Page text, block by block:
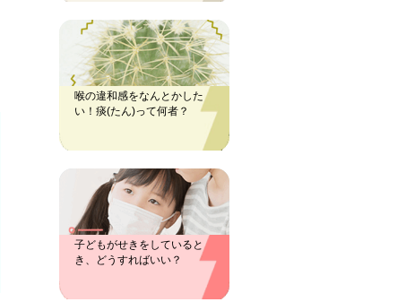
喉の違和感をなんとかした
い！痰(たん)って何者？
子どもがせきをしていると
き、どうすればいい？